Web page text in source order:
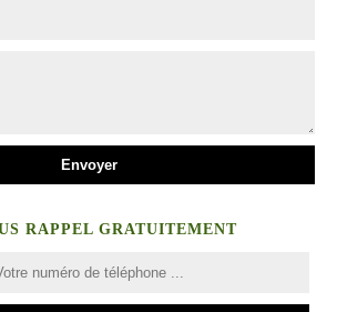
RAPPEL GRATUITEMENT